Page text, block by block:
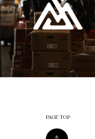
PAGE TOP